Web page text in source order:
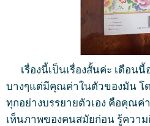
เรื่องนี้เป็นเรื่องสั้นค่ะ เดือนนี้
บางๆแต่มีคุณค่าในตัวของมัน โ
ทุกอย่างบรรยายตัวเอง คือคุณค่
เห็นภาพของคนสมัยก่อน รู้ควา